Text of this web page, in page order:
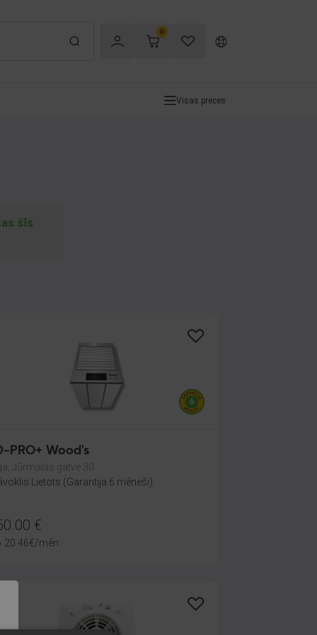
0
Visas preces
šīs
PRO+ Wood's
Jūrmalas gatve 30
Lietots (Garantija 6 mēneši)
€
20.46€/mēn.